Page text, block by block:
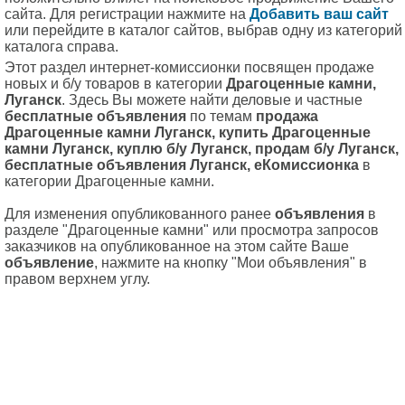
сайта. Для регистрации нажмите на Добавить ваш сайт
или перейдите в каталог сайтов, выбрав одну из категорий
каталога справа.
Этот раздел интернет-комиссионки посвящен продаже
новых и б/у товаров в категории Драгоценные камни,
Луганск. Здесь Вы можете найти деловые и частные
бесплатные объявления по темам продажа
Драгоценные камни Луганск, купить Драгоценные
камни Луганск, куплю б/у Луганск, продам б/у Луганск,
бесплатные объявления Луганск, еКомиссионка в
категории Драгоценные камни.
Для изменения опубликованного ранее объявления в
разделе "Драгоценные камни" или просмотра запросов
заказчиков на опубликованное на этом сайте Ваше
объявление, нажмите на кнопку "Мои объявления" в
правом верхнем углу.